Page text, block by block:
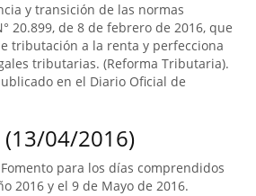
y transición de las normas
20.899, de 8 de febrero de 2016, que
tributación a la renta y perfecciona
tributarias. (Reforma Tributaria).
en el Diario Oficial de
(13/04/2016)
para los días comprendidos
2016 y el 9 de Mayo de 2016.